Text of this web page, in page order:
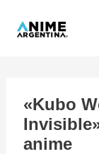
«Kubo
anime